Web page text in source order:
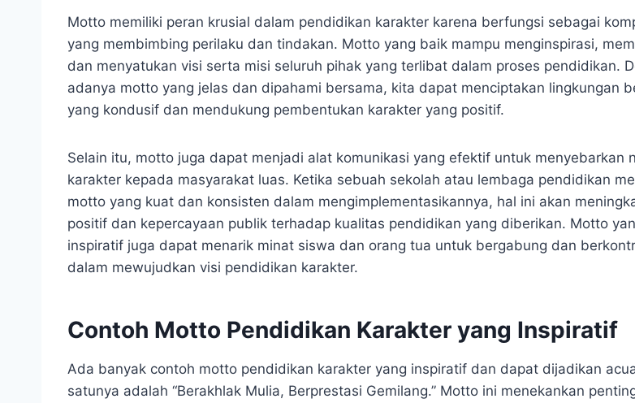
Motto memiliki peran krusial dalam pendidikan karakter karena berfungsi sebagai
yang membimbing perilaku dan tindakan. Motto yang baik mampu menginspirasi,
dan menyatukan visi serta misi seluruh pihak yang terlibat dalam proses pendidikan.
adanya motto yang jelas dan dipahami bersama, kita dapat menciptakan lingkungan
yang kondusif dan mendukung pembentukan karakter yang positif.
Selain itu, motto juga dapat menjadi alat komunikasi yang efektif untuk menyebarkan
karakter kepada masyarakat luas. Ketika sebuah sekolah atau lembaga pendidikan
motto yang kuat dan konsisten dalam mengimplementasikannya, hal ini akan
positif dan kepercayaan publik terhadap kualitas pendidikan yang diberikan. Motto
inspiratif juga dapat menarik minat siswa dan orang tua untuk bergabung dan
dalam mewujudkan visi pendidikan karakter.
Contoh Motto Pendidikan Karakter yang Inspiratif
Ada banyak contoh motto pendidikan karakter yang inspiratif dan dapat dijadikan
satunya adalah “Berakhlak Mulia, Berprestasi Gemilang.” Motto ini menekankan